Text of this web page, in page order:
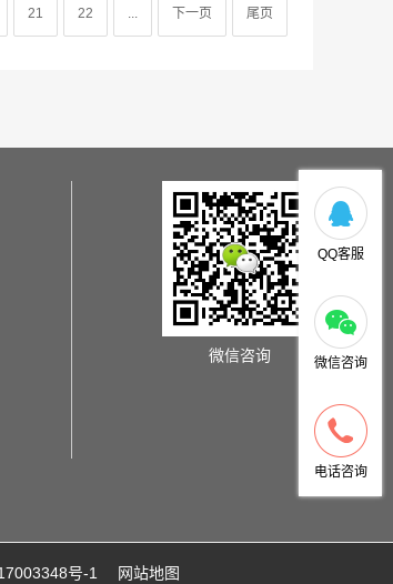
21 22 ... 下一页 尾页
微信咨询
号-1 网站地图
QQ客服
微信咨询
电话咨询